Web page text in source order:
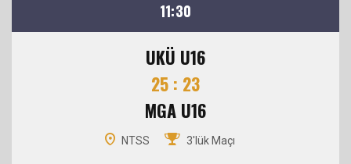
11:30
UKÜ U16
25 : 23
MGA U16
NTSS 3'lük Maçı